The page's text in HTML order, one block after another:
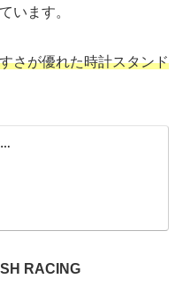
います。
さが優れた時計スタンド
RACING